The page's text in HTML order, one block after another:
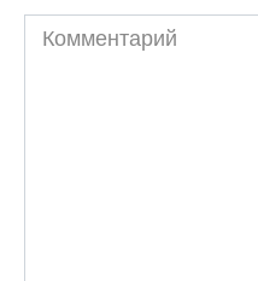
Комментарий